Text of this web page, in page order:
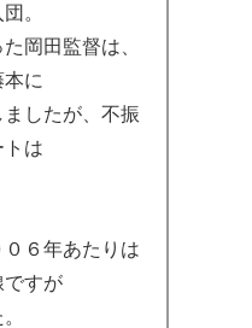
。
岡田監督は、
に
したが、不振
トは
６年あたりは
ですが